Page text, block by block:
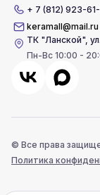
+ 7 (812) 923-
keramall@mail.ru
ТК "Ланской",
Пн-Вс 10:00 -
© Все права
Политика